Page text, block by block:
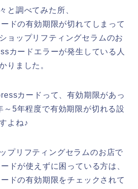
と調べてみた所、
ドの有効期限が切れてしまって
ョップリフティングセラムのお
カードエラーが発生している人
りました。
カードって、有効期限があっ
～5年程度で有効期限が切れる設
よね♪
プリフティングセラムのお店で
ドが使えずに困っている方は、
ドの有効期限をチェックされて